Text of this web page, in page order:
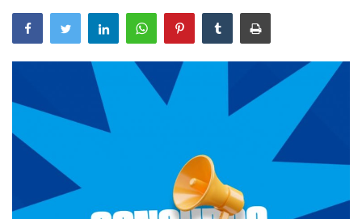
Secretarias e Órgãos
Mural de Licitações
Notícias
Vídeos